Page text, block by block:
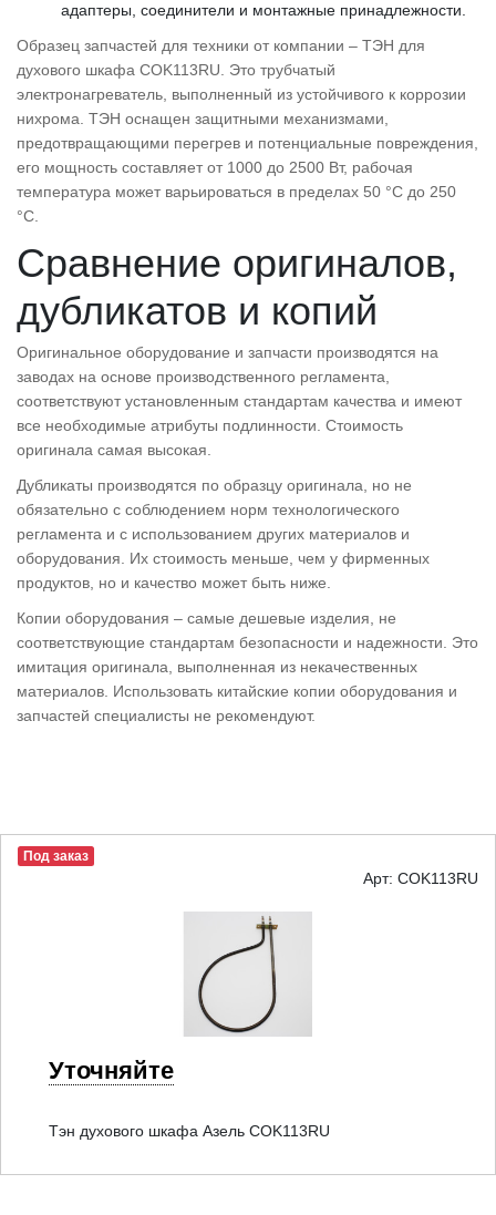
адаптеры, соединители и монтажные принадлежности.
Образец запчастей для техники от компании – ТЭН для
духового шкафа COK113RU. Это трубчатый
электронагреватель, выполненный из устойчивого к коррозии
нихрома. ТЭН оснащен защитными механизмами,
предотвращающими перегрев и потенциальные повреждения,
его мощность составляет от 1000 до 2500 Вт, рабочая
температура может варьироваться в пределах 50 °C до 250
°C.
Сравнение оригиналов,
дубликатов и копий
Оригинальное оборудование и запчасти производятся на
заводах на основе производственного регламента,
соответствуют установленным стандартам качества и имеют
все необходимые атрибуты подлинности. Стоимость
оригинала самая высокая.
Дубликаты производятся по образцу оригинала, но не
обязательно с соблюдением норм технологического
регламента и с использованием других материалов и
оборудования. Их стоимость меньше, чем у фирменных
продуктов, но и качество может быть ниже.
Копии оборудования – самые дешевые изделия, не
соответствующие стандартам безопасности и надежности. Это
имитация оригинала, выполненная из некачественных
материалов. Использовать китайские копии оборудования и
запчастей специалисты не рекомендуют.
Под заказ
Арт: COK113RU
Уточняйте
Тэн духового шкафа Азель COK113RU